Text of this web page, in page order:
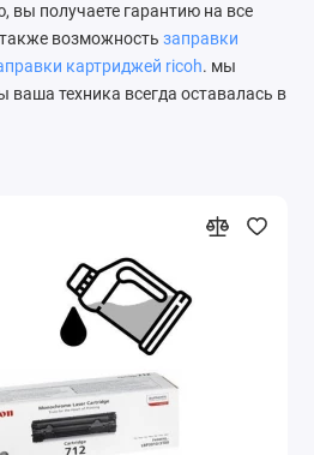
получаете гарантию на все
возможность заправки
картриджей ricoh. мы
ваша техника всегда оставалась в